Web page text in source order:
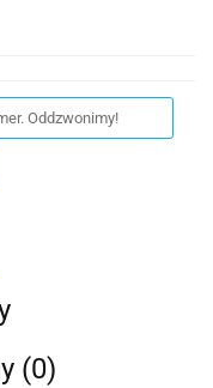
(0)